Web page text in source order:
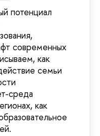
потенциал
современных
как
семьи
среда
как